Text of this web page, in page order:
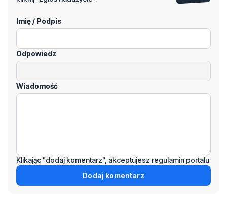
Odpowiedz
Wiadomość